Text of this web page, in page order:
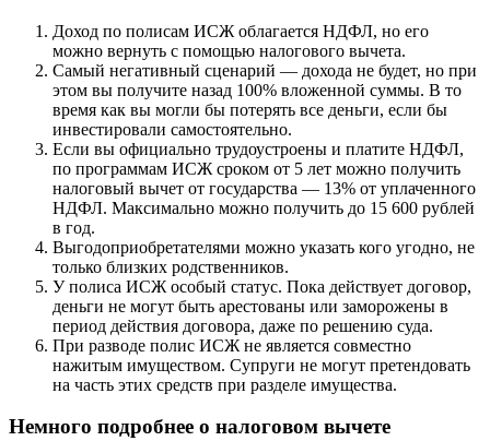
Доход по полисам ИСЖ облагается НДФЛ, но его
можно вернуть с помощью налогового вычета.
Самый негативный сценарий — дохода не будет, но при
этом вы получите назад 100% вложенной суммы. В то
время как вы могли бы потерять все деньги, если бы
инвестировали самостоятельно.
Если вы официально трудоустроены и платите НДФЛ,
по программам ИСЖ сроком от 5 лет можно получить
налоговый вычет от государства — 13% от уплаченного
НДФЛ. Максимально можно получить до 15 600 рублей
в год.
Выгодоприобретателями можно указать кого угодно, не
только близких родственников.
У полиса ИСЖ особый статус. Пока действует договор,
деньги не могут быть арестованы или заморожены в
период действия договора, даже по решению суда.
При разводе полис ИСЖ не является совместно
нажитым имуществом. Супруги не могут претендовать
на часть этих средств при разделе имущества.
Немного подробнее о налоговом вычете